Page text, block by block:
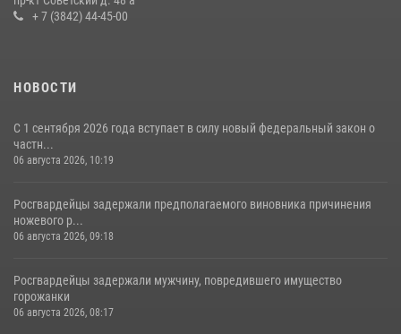
+ 7 (3842) 44-45-00
НОВОСТИ
С 1 сентября 2026 года вступает в силу новый федеральный закон о
частн...
06 августа 2026, 10:19
Росгвардейцы задержали предполагаемого виновника причинения
ножевого р...
06 августа 2026, 09:18
Росгвардейцы задержали мужчину, повредившего имущество
горожанки
06 августа 2026, 08:17